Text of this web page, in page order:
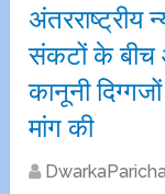
अंतरराष्ट्रीय
संकटों के बीच
कानूनी
मांग की